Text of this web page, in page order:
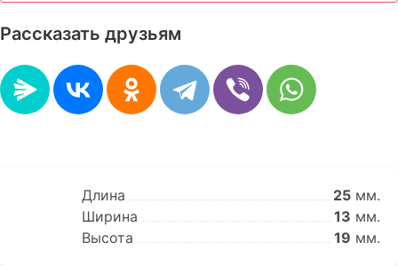
Рассказать друзьям
Длина 25 мм.
Ширина
13 мм.
Высота
19 мм.